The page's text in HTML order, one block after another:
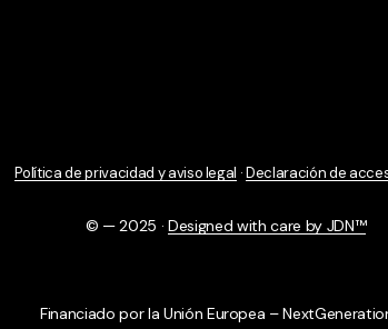
Política de privacidad y aviso legal ·Declaración de
© — 2025 ·Designed with care by JDN™
Financiado por la Unión Europea –